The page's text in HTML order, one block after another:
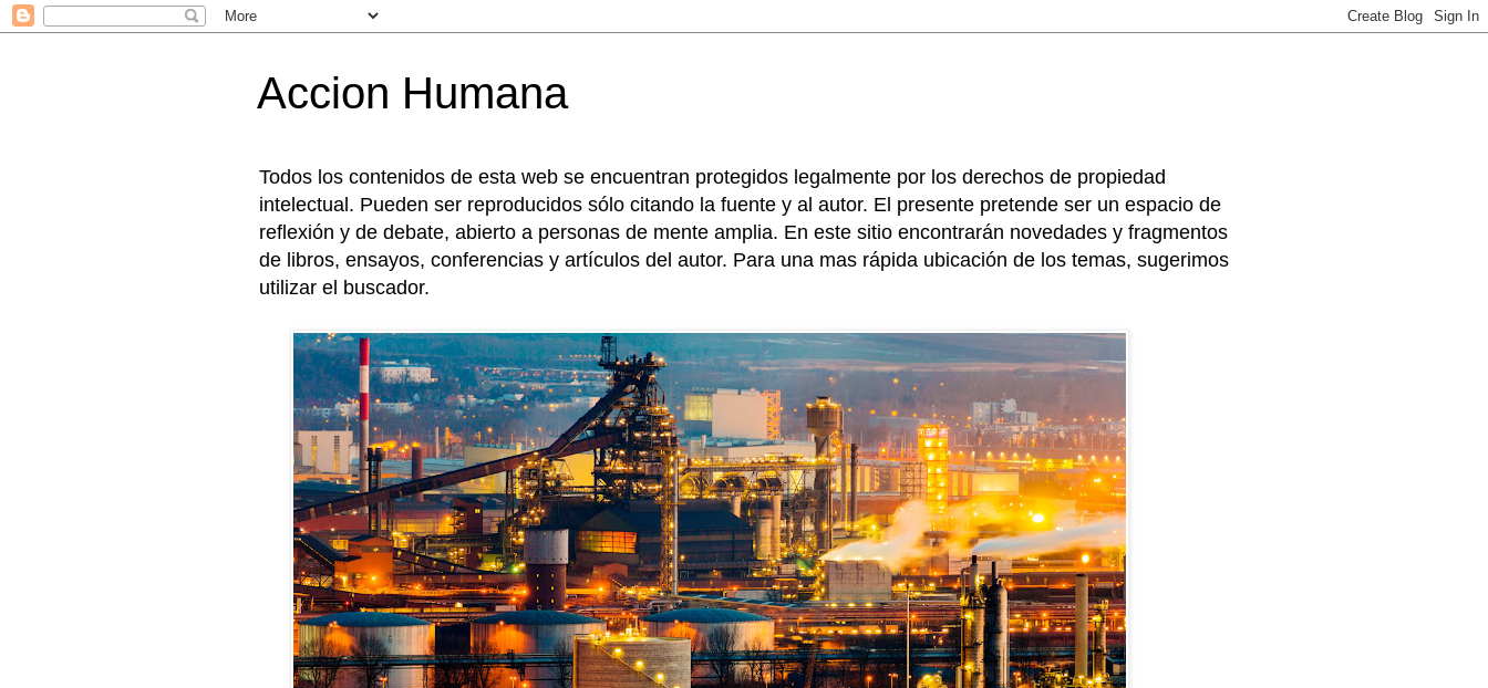
Accion Humana
Todos los contenidos de esta web se encuentran protegidos legalmente por los derechos de propiedad
intelectual. Pueden ser reproducidos sólo citando la fuente y al autor. El presente pretende ser un espacio de
reflexión y de debate, abierto a personas de mente amplia. En este sitio encontrarán novedades y fragmentos
de libros, ensayos, conferencias y artículos del autor. Para una mas rápida ubicación de los temas, sugerimos
utilizar el buscador.